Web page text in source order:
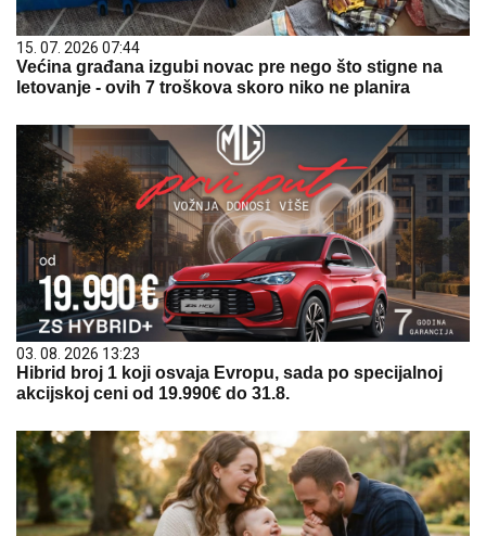
15. 07. 2026 07:44
Većina građana izgubi novac pre nego što stigne na
letovanje - ovih 7 troškova skoro niko ne planira
03. 08. 2026 13:23
Hibrid broj 1 koji osvaja Evropu, sada po specijalnoj
akcijskoj ceni od 19.990€ do 31.8.